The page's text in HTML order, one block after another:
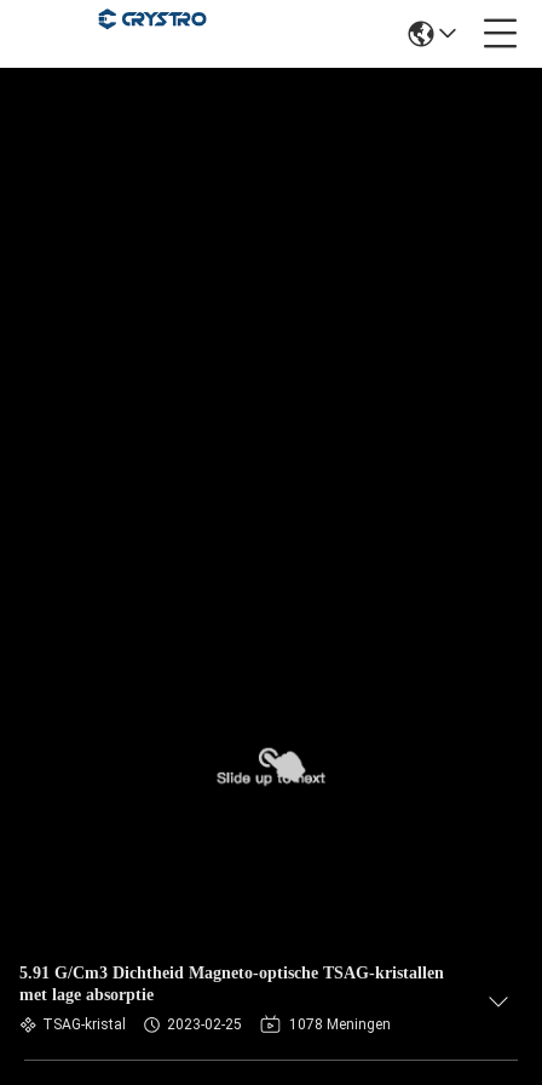
5.91 G/Cm3 Dichtheid Magneto-optische TSAG-kristallen
met lage absorptie
TSAG-kristal 2023-02-25 1078 Meningen